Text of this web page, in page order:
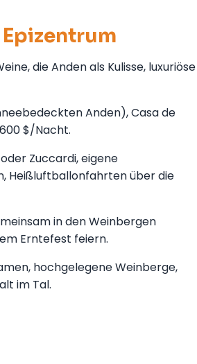
die Anden als Kulisse, luxuriöse
Anden), Casa de
$/Nacht.
Zuccardi, eigene
Heißluftballonfahrten über die
in den Weinbergen
Erntefest feiern.
hochgelegene Weinberge,
im Tal.